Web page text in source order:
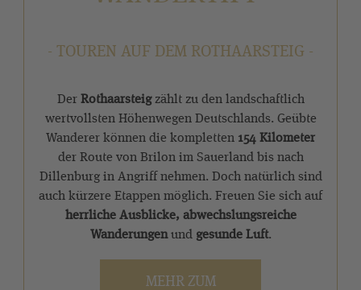
- TOUREN AUF DEM ROTHAARSTEIG -
DerRothaarsteigzählt zu den landschaftlich
wertvollsten Höhenwegen Deutschlands. Geübte
Wanderer können die kompletten 154 Kilometer
der Route von Brilon im Sauerland bis nach
Dillenburg in Angriff nehmen. Doch natürlich sind
auch kürzere Etappen möglich. Freuen Sie sich auf
herrliche Ausblicke, abwechslungsreiche
Wanderungenund gesunde Luft.
MEHR ZUM